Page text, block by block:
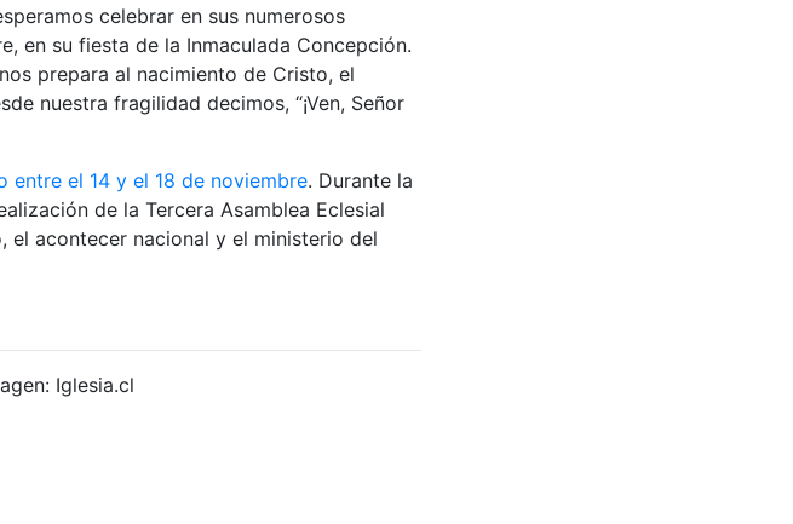
celebrar en sus numerosos
en su fiesta de la Inmaculada Concepción.
prepara al nacimiento de Cristo, el
nuestra fragilidad decimos, “¡Ven, Señor
entre el 14 y el 18 de noviembre. Durante la
de la Tercera Asamblea Eclesial
el acontecer nacional y el ministerio del
Iglesia.cl